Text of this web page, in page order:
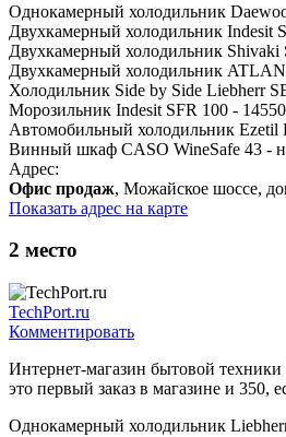
Однокамерный холодильник
Двухкамерный холодильник Indesit
Двухкамерный холодильник Shivaki
Двухкамерный холодильник
Холодильник Side by Side Liebherr
Морозильник Indesit SFR 100 -
Автомобильный холодильник Ezetil
Винный шкаф CASO WineSafe 43 -
Адрес:
Офис продаж, Можайское шоссе,
Показать адрес на карте
2 место
TechPort.ru
Комментировать
Интернет-магазин бытовой техники
это первый заказ в магазине и 350,
Однокамерный холодильник